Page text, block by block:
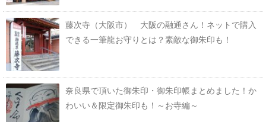
藤次寺（大阪市） 大阪の融通さん！ネットで購入
できる一筆龍お守りとは？素敵な御朱印も！
奈良県で頂いた御朱印・御朱印帳まとめました！か
わいい＆限定御朱印も！～お寺編～